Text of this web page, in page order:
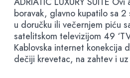
boravak, glavno kupatilo sa
u doručku ili večernjem piću
satelitskom televizijom 49
Kablovska internet
dečiji krevetac, na zahtev i